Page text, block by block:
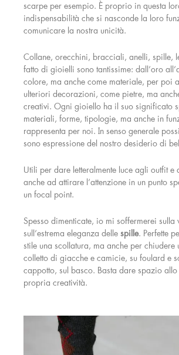
scarpe per esempio. È proprio in questa
indispensabilità che si nasconde la loro
comunicare la nostra unicità.
Collane, orecchini, bracciali, anelli, spille,
fatto di gioielli sono tantissime: dall’oro
colore, ma anche come materiale, per poi
ulteriori decorazioni, come pietre, ma
creativi. Ogni gioiello ha il suo significato
materiali, forme, tipologie, ma anche in
rappresenta per noi. In senso generale
sono espressione del nostro desiderio di
Utili per dare letteralmente luce agli outfit e
anche ad attirare l’attenzione in un punto
un focal point.
Spesso dimenticate, io mi soffermerei sulla
sull’estrema eleganza delle spille. Perfette
stile una scollatura, ma anche per chiudere
colletto di giacche e camicie, su foulard e
cappotto, sul basco. Basta dare spazio allo
propria creatività.